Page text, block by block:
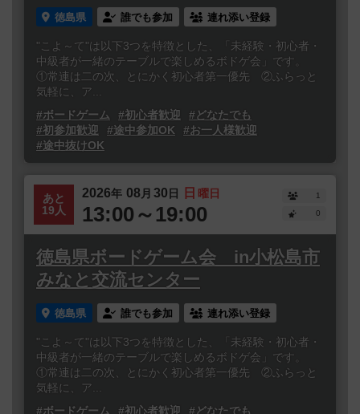
徳島県 誰でも参加 連れ添い登録
"こよ～て"は以下3つを特徴とした、「未経験・初心者・
中級者が一緒のテーブルで楽しめるボドゲ会」です。
①常連は二の次、とにかく初心者第一優先 ②ふらっと
気軽に、ア...
#ボードゲーム
#初心者歓迎
#どなたでも
#初参加歓迎
#途中参加OK
#お一人様歓迎
#途中抜けOK
あと
19人
2026年 08 月 30日 日 曜日
13:00～19:00
1
0
徳島県ボードゲーム会 in小松島市
みなと交流センター
徳島県 誰でも参加 連れ添い登録
"こよ～て"は以下3つを特徴とした、「未経験・初心者・
中級者が一緒のテーブルで楽しめるボドゲ会」です。
①常連は二の次、とにかく初心者第一優先 ②ふらっと
気軽に、ア...
#ボードゲーム
#初心者歓迎 #どなたでも